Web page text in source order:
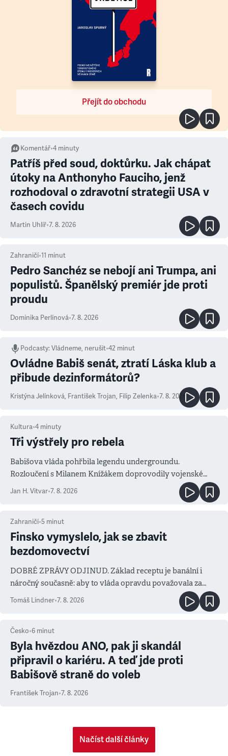
Přejít do obchodu
Komentář•4 minuty
Patříš před soud, doktůrku. Jak chápat
útoky na Anthonyho Fauciho, jenž
rozhodoval o zdravotní strategii USA v
časech covidu
Martin Uhlíř•7. 8. 2026
Zahraničí•11 minut
Pedro Sanchéz se nebojí ani Trumpa, ani
populistů. Španělský premiér jde proti
proudu
Dominika Perlínová•7. 8. 2026
Podcasty:Vládneme, nerušit•42 minut
Ovládne Babiš senát, ztratí Láska klub a
přibude dezinformátorů?
Kristýna Jelínková, František Trojan, Filip Zelenka•7. 8. 2026
Kultura•4 minuty
Tři výstřely pro rebela
Babišova vláda pohřbila legendu undergroundu.
Rozloučení s Milanem Knížákem doprovodily vojenské
Jan H. Vitvar•7. 8. 2026
Zahraničí•5 minut
Finsko vymyslelo, jak se zbavit
bezdomovectví
DOBRÉ ZPRÁVY ODJINUD. Základ receptu je banální i
náročný současně: aby to vláda opravdu považovala za
Tomáš Lindner•7. 8. 2026
Česko•6 minut
Byla hvězdou ANO, pak ji skandál
připravil o kariéru. A teď jde proti
Babišově straně do voleb
František Trojan•7. 8. 2026
Načíst další články